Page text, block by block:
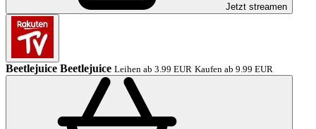
Jetzt streamen
Beetlejuice Beetlejuice Leihen ab 3.99 EUR Kaufen ab 9.99 EUR